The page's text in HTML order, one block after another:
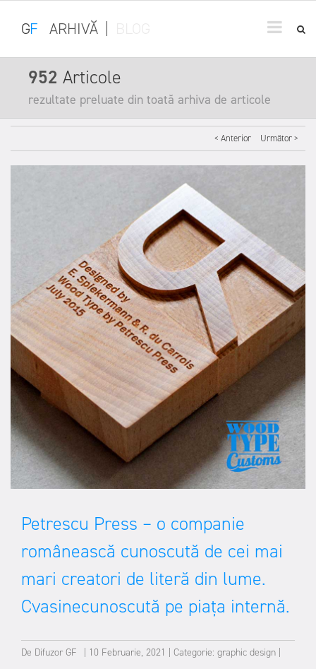
GF ARHIVĂ
952 Articole
rezultate preluate din toată arhiva de articole
< Anterior Următor >
Petrescu Press – o companie
românească cunoscută de cei mai
mari creatori de literă din lume.
Cvasinecunoscută pe piața internă.
De Difuzor GF 10 Februarie, 2021 Categorie: graphic design